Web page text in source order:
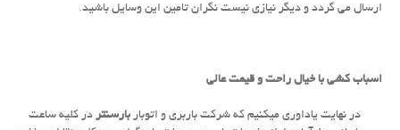
ارسال می گردد و دیگر نیازی نیست نگران تامین این وسایل باشید.
اسباب کشی با خیال راحت و قیمت عالی
در نهایت یاداوری میکنیم که شرکت باربری و اتوباربارسنتردر کلیه ساعت